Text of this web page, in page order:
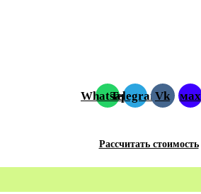
WhatsappTelegramVk мах
Рассчитать стоимость